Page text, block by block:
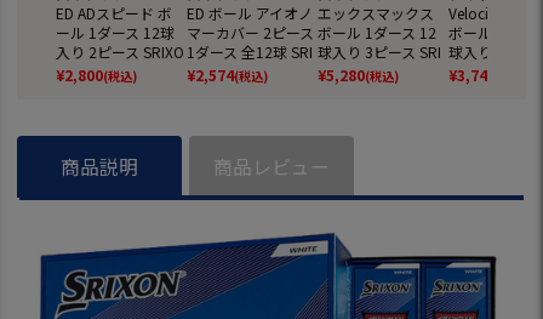
ED ADスピード ボ
ール 1ダース 12球
入り 2ピース SRIXO
N ゴルフ ボール 日
本正規品 2026年モ
¥2,800(税込)
ED ボール アイオノ
マーカバー 2ピース
1ダース 全12球 SRI
XON 日本正規品
¥2,574(税込)
エックスマックス
ボール 1ダース 12
球入り 3ピース SRI
XON ゴルフ ボール
日本正規品 2026年
¥5,280(税込)
Velocity ベロ
ボール 1ダー
球入り) ゴル
ル 2026年モ
TLEIST 日本
¥3,740
商品説明 商品レビュー